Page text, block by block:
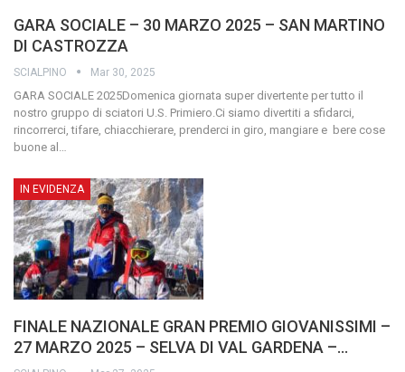
GARA SOCIALE – 30 MARZO 2025 – SAN MARTINO
DI CASTROZZA
SCIALPINO Mar 30, 2025
GARA SOCIALE 2025Domenica giornata super divertente per tutto il
nostro gruppo di sciatori U.S. Primiero.Ci siamo divertiti a sfidarci,
rincorrerci, tifare, chiacchierare, prenderci in giro, mangiare e bere cose
buone al
IN EVIDENZA
FINALE NAZIONALE GRAN PREMIO GIOVANISSIMI –
27 MARZO 2025 – SELVA DI VAL GARDENA –…